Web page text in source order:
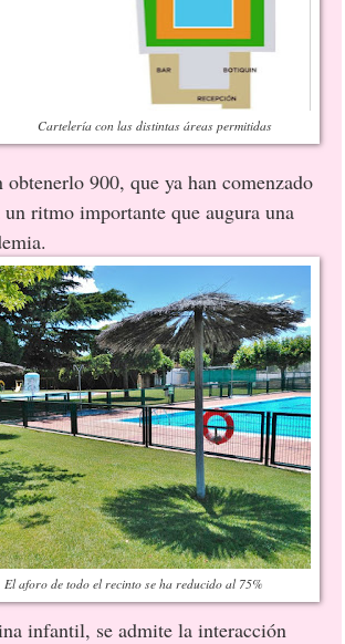
Cartelería con las distintas áreas permitidas
900, que ya han comenzado
ritmo importante que augura una
El aforo de todo el recinto se ha reducido al 75%
infantil, se admite la interacción